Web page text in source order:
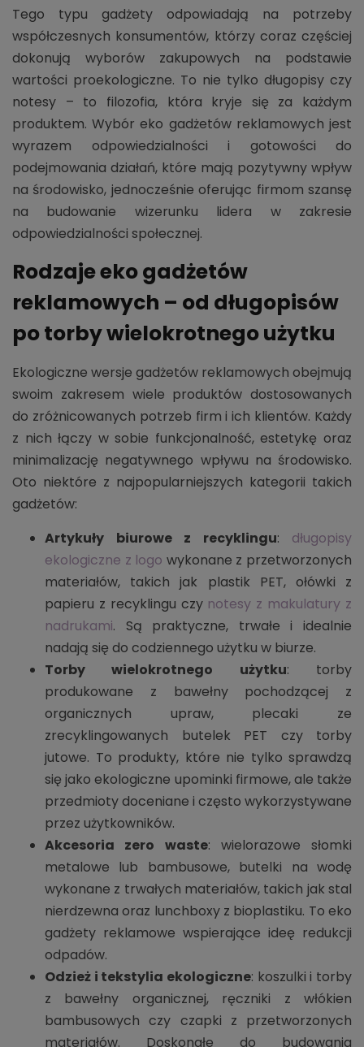
Tego typu gadżety odpowiadają na potrzeby
współczesnych konsumentów, którzy coraz częściej
dokonują wyborów zakupowych na podstawie
wartości proekologiczne. To nie tylko długopisy czy
notesy – to filozofia, która kryje się za każdym
produktem. Wybór eko gadżetów reklamowych jest
wyrazem odpowiedzialności i gotowości do
podejmowania działań, które mają pozytywny wpływ
na środowisko, jednocześnie oferując firmom szansę
na budowanie wizerunku lidera w zakresie
odpowiedzialności społecznej.
Rodzaje eko gadżetów
reklamowych – od długopisów
po torby wielokrotnego użytku
Ekologiczne wersje gadżetów reklamowych obejmują
swoim zakresem wiele produktów dostosowanych
do zróżnicowanych potrzeb firm i ich klientów. Każdy
z nich łączy w sobie funkcjonalność, estetykę oraz
minimalizację negatywnego wpływu na środowisko.
Oto niektóre z najpopularniejszych kategorii takich
gadżetów:
Artykuły biurowe z recyklingu: długopisy
ekologiczne z logo wykonane z przetworzonych
materiałów, takich jak plastik PET, ołówki z
papieru z recyklingu czy notesy z makulatury z
nadrukami. Są praktyczne, trwałe i idealnie
nadają się do codziennego użytku w biurze.
Torby wielokrotnego użytku: torby
produkowane z bawełny pochodzącej z
organicznych upraw, plecaki ze
zrecyklingowanych butelek PET czy torby
jutowe. To produkty, które nie tylko sprawdzą
się jako ekologiczne upominki firmowe, ale także
przedmioty doceniane i często wykorzystywane
przez użytkowników.
Akcesoria zero waste: wielorazowe słomki
metalowe lub bambusowe, butelki na wodę
wykonane z trwałych materiałów, takich jak stal
nierdzewna oraz lunchboxy z bioplastiku. To eko
gadżety reklamowe wspierające ideę redukcji
odpadów.
Odzież i tekstylia ekologiczne: koszulki i torby
z bawełny organicznej, ręczniki z włókien
bambusowych czy czapki z przetworzonych
materiałów. Doskonałe do budowania